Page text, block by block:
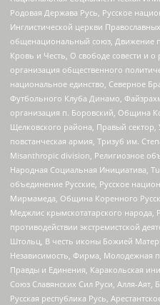
Родовая Держава Русь, Русское
Инглистической церкви
общенациональный союз, Движение
Кровь и Честь, О свободе совести и
организация общественного
национальное единство, Северное
Футбольного Клуба Динамо,
организация п. Боровский, Община
Щелковского района, Правый
повстанческая армия, Тризуб им.
Misanthropic division, Религиозное
Народная Социальная Инициатива,
объединение Русские, Русское
Мирмамеда, Община Коренного
Меджлис крымскотатарского
противодействии экстремистской
Штольц, В честь иконы Божией
Независимость, Фирма, Молодежная
Правды и Единения, Каракольская
Союз Славянских Сил Руси, Алля-Аят,
Русская республика Русь,